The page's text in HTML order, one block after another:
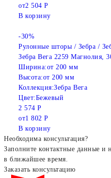
от2 504 Р
В корзину
-30%
Рулонные шторы / Зебра /
Зебра Вега 2259 Магнолия,
Ширина:от 200 мм
Высота:от 200 мм
Коллекция:Зебра Вега
Цвет:Бежевый
2 574 Р
от1 802 Р
В корзину
Необходима консультация?
Заполните контактные данные и
в ближайшее время.
Заказать консультацию